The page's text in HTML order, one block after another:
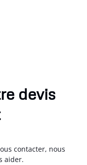
devis
contacter, nous
aider.